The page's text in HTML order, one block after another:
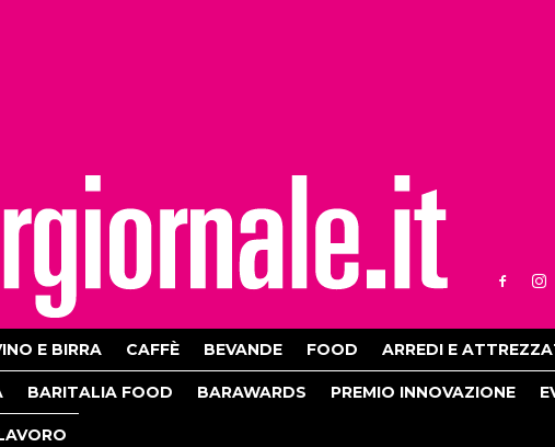
E BIRRA CAFFÈ BEVANDE FOOD ARREDI E
BARITALIA FOOD BARAWARDS PREMIO INNOVAZIONE